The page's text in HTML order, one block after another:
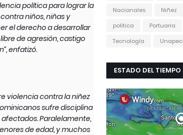
política para lograr la
niños, niñas y
el derecho a desarrollar
de agresión, castigo
enfatizó.
violencia contra la niñez
sufre disciplina
Paralelamente,
de edad, y muchos
Nacionales
Niñez
politica
Portuaria
Tecnología
Unapec
ESTADO DEL TIEMPO